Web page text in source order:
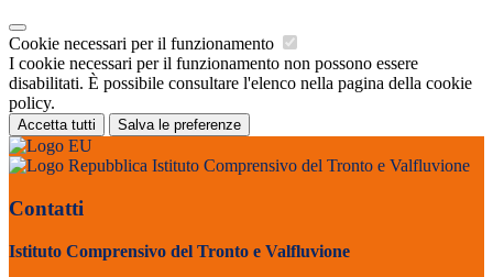
Cookie necessari per il funzionamento
I cookie necessari per il funzionamento non possono essere
disabilitati. È possibile consultare l'elenco nella pagina della cookie
policy.
Accetta tutti Salva le preferenze
Istituto Comprensivo del Tronto e Valfluvione
Contatti
Istituto Comprensivo del Tronto e Valfluvione